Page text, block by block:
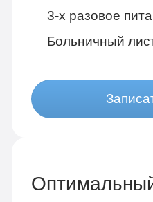
3-х разовое
Больничный